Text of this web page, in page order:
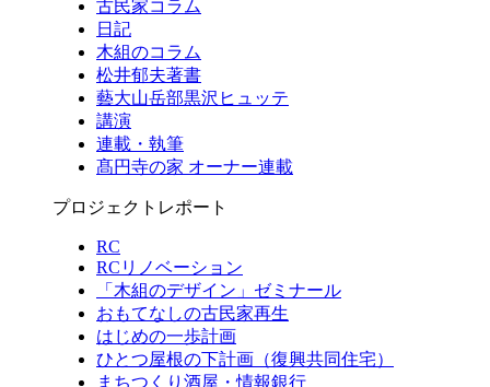
古民家コラム
日記
木組のコラム
松井郁夫著書
藝大山岳部黒沢ヒュッテ
講演
連載・執筆
髙円寺の家 オーナー連載
プロジェクトレポート
RC
RCリノベーション
「木組のデザイン」ゼミナール
おもてなしの古民家再生
はじめの一歩計画
ひとつ屋根の下計画（復興共同住宅）
まちつくり酒屋・情報銀行